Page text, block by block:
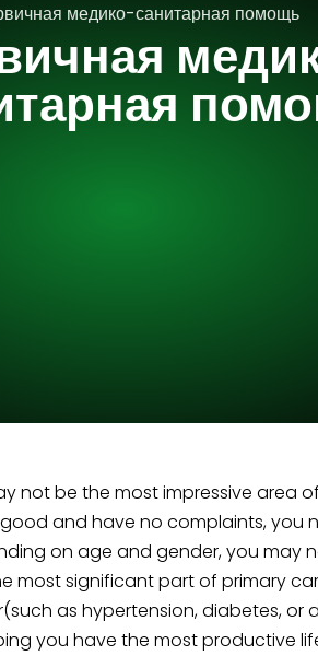
медико-санитарная помощь
not be the most impressive area
and have no complaints,
on age and gender, you
most significant part of primary
as hypertension, diabetes, or
you have the most productive